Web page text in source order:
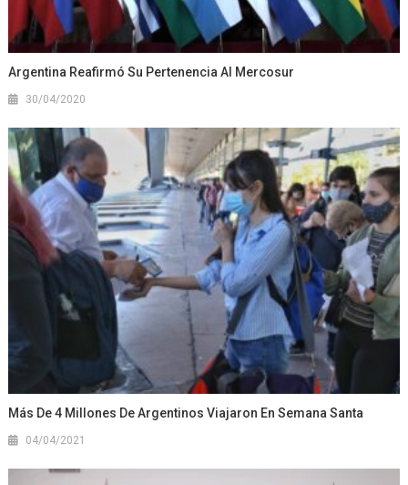
Argentina Reafirmó Su Pertenencia Al Mercosur
30/04/2020
Más De 4 Millones De Argentinos Viajaron En Semana Santa
04/04/2021